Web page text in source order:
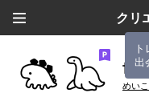
クリ
出
世
めいこ